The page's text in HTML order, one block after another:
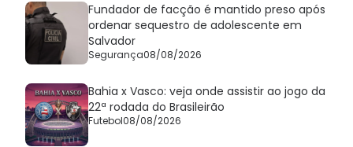
Fundador de facção é mantido preso após
ordenar sequestro de adolescente em
Salvador
Segurança08/08/2026
Bahia x Vasco: veja onde assistir ao jogo da
22ª rodada do Brasileirão
Futebol08/08/2026